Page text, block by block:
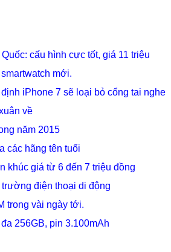
cấu hình cực tốt, giá 11 triệu
mới.
iPhone 7 sẽ loại bỏ cổng tai nghe
về
năm 2015
các hãng tên tuổi
khúc giá từ 6 đến 7 triệu đồng
điện thoại di động
trong vài ngày tới.
256GB, pin 3.100mAh